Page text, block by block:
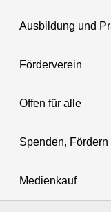
Ausbildung und
Förderverein
Offen für alle
Spenden,
Medienkauf